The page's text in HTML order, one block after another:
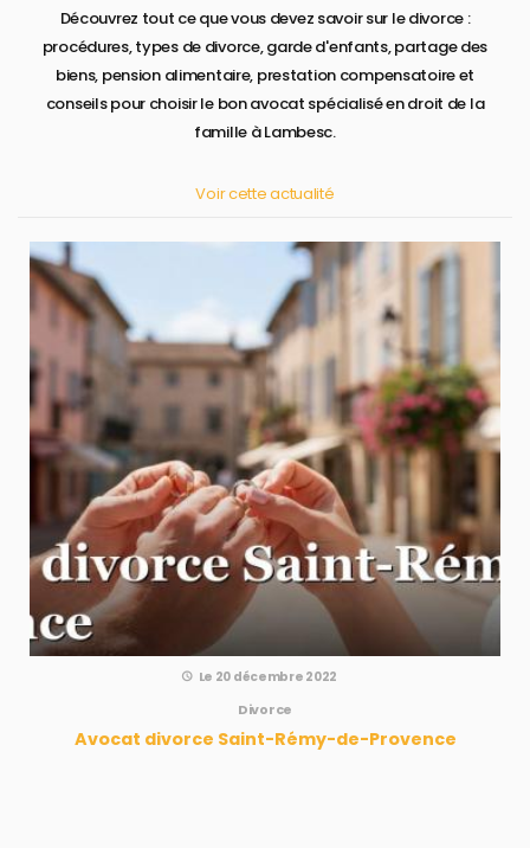
Découvrez tout ce que vous devez savoir sur le divorce :
procédures, types de divorce, garde d'enfants, partage des
biens, pension alimentaire, prestation compensatoire et
conseils pour choisir le bon avocat spécialisé en droit de la
famille à Lambesc.
Voir cette actualité
Le 20 décembre 2022
Divorce
Avocat divorce Saint-Rémy-de-Provence